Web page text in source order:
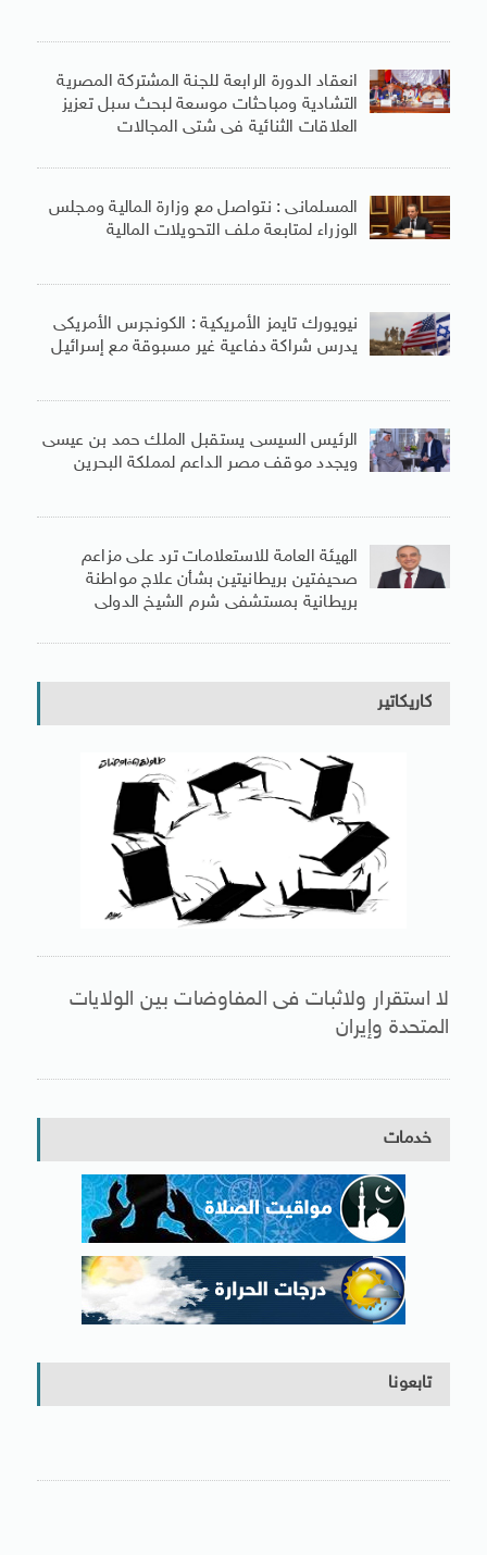
انعقاد الدورة الرابعة للجنة المشتركة المصرية
التشادية ومباحثات موسعة لبحث سبل تعزيز
العلاقات الثنائية فى شتى المجالات
المسلمانى : نتواصل مع وزارة المالية ومجلس
الوزراء لمتابعة ملف التحويلات المالية
نيويورك تايمز الأمريكية : الكونجرس الأمريكى
يدرس شراكة دفاعية غير مسبوقة مع إسرائيل
الرئيس السيسى يستقبل الملك حمد بن عيسى
ويجدد موقف مصر الداعم لمملكة البحرين
الهيئة العامة للاستعلامات ترد على مزاعم
صحيفتين بريطانيتين بشأن علاج مواطنة
بريطانية بمستشفى شرم الشيخ الدولى
كاريكاتير
لا استقرار ولاثبات فى المفاوضات بين الولايات
المتحدة وإيران
خدمات
تابعونا